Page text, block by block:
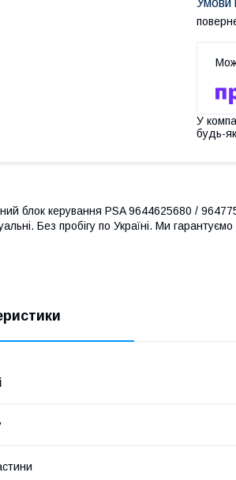
У
будь-
блок керування PSA 9644625680 /
Без пробігу по Україні. Ми